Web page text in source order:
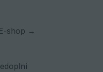
shop →